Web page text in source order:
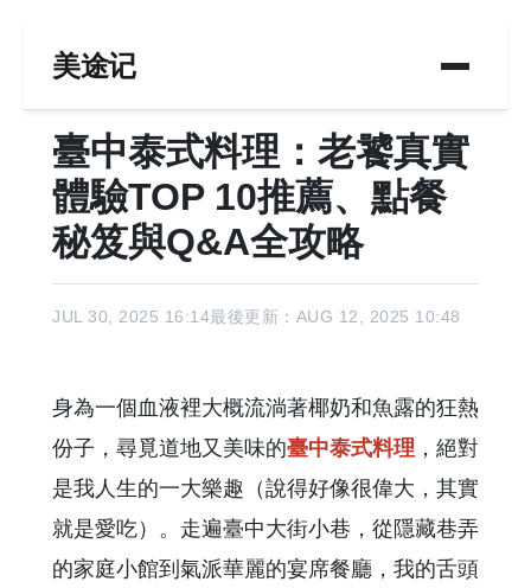
美途记
臺中泰式料理：老饕真實
體驗TOP 10推薦、點餐
秘笈與Q&A全攻略
JUL 30, 2025 16:14最後更新：AUG 12, 2025 10:48
身為一個血液裡大概流淌著椰奶和魚露的狂熱
份子，尋覓道地又美味的臺中泰式料理 ，絕對
是我人生的一大樂趣（說得好像很偉大，其實
就是愛吃）。走遍臺中大街小巷，從隱藏巷弄
的家庭小館到氣派華麗的宴席餐廳，我的舌頭